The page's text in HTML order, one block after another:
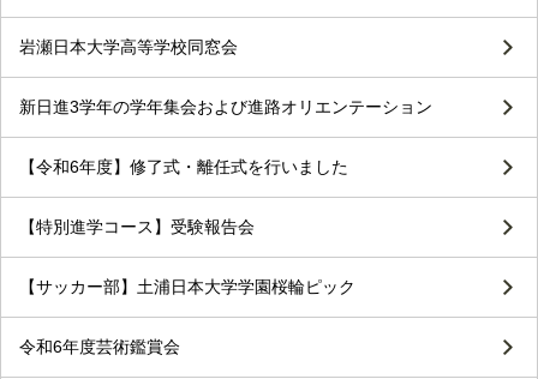
岩瀬日本大学高等学校同窓会
新日進3学年の学年集会および進路オリエンテーション
【令和6年度】修了式・離任式を行いました
【特別進学コース】受験報告会
【サッカー部】土浦日本大学学園桜輪ピック
令和6年度芸術鑑賞会